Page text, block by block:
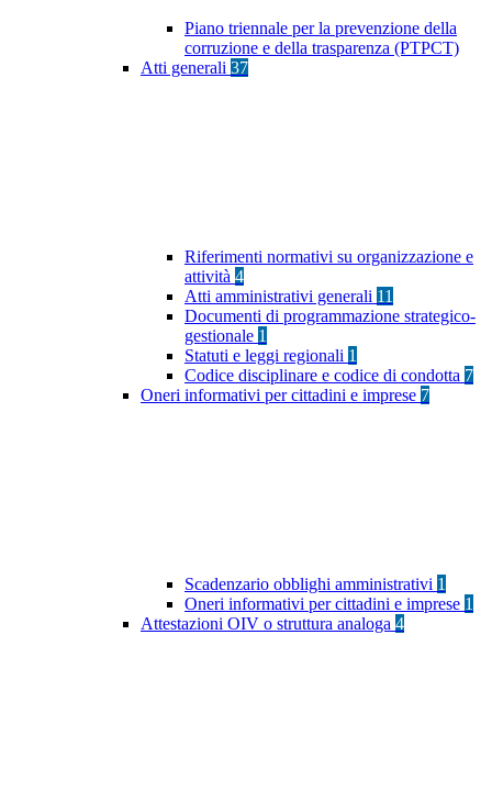
Piano triennale per la prevenzione della
corruzione e della trasparenza (PTPCT)
Atti generali 37
Riferimenti normativi su organizzazione e
attività 4
Atti amministrativi generali 11
Documenti di programmazione strategico-
gestionale 1
Statuti e leggi regionali 1
Codice disciplinare e codice di condotta 7
Oneri informativi per cittadini e imprese 7
Scadenzario obblighi amministrativi 1
Oneri informativi per cittadini e imprese 1
Attestazioni OIV o struttura analoga 4